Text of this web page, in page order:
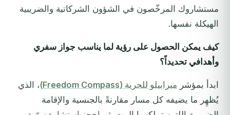
مستشاروك المرخّصون في الشؤون الشركاتية والضريبية
الهيكلة نفسها.
كيف يمكن الحصول على رؤية لما يناسب جواز سفري
وأهدافي تحديداً؟
ابدأ بمؤشر ميرابيلو للحرية (Freedom Compass)
، الذي
يُظهِر ما يضيفه كل مسار مقارنةً بالجنسية والإقامة